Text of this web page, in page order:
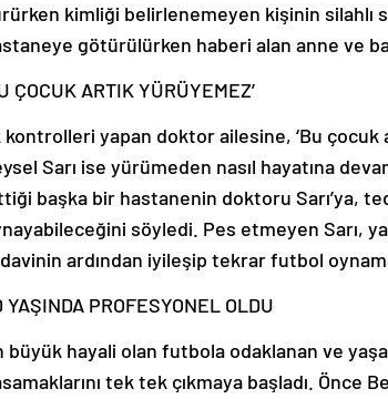
kimliği belirlenemeyen kişinin silahlı
götürülürken haberi alan anne ve
ÇOCUK ARTIK YÜRÜYEMEZ’
kontrolleri yapan doktor ailesine, ‘Bu çocuk
Sarı ise yürümeden nasıl hayatına
başka bir hastanenin doktoru Sarı’ya,
söyledi. Pes etmeyen Sarı,
ardından iyileşip tekrar futbol
YAŞINDA PROFESYONEL OLDU
büyük hayali olan futbola odaklanan ve
tek tek çıkmaya başladı.